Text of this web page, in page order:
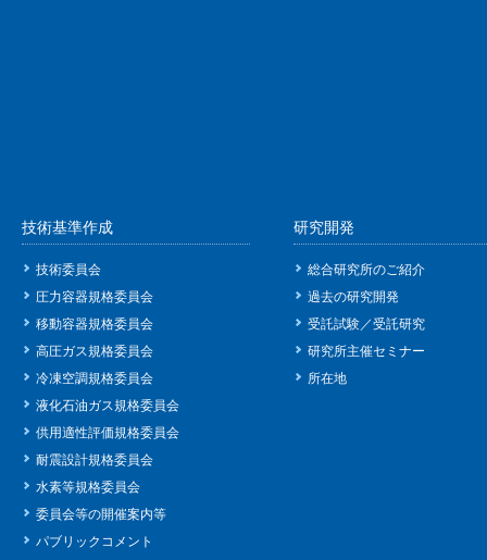
技術基準作成
技術委員会
圧力容器規格委員会
移動容器規格委員会
高圧ガス規格委員会
冷凍空調規格委員会
液化石油ガス規格委員会
供用適性評価規格委員会
耐震設計規格委員会
水素等規格委員会
委員会等の開催案内等
パブリックコメント
研究開発
総合研究所のご紹介
過去の研究開発
受託試験／受託研究
研究所主催セミナー
所在地